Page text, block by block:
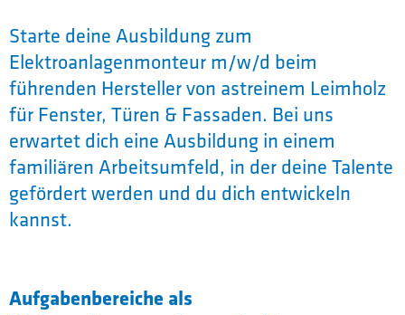
Starte deine Ausbildung zum
Elektroanlagenmonteur m/w/d beim
führenden Hersteller von astreinem Leimholz
für Fenster, Türen & Fassaden. Bei uns
erwartet dich eine Ausbildung in einem
familiären Arbeitsumfeld, in der deine Talente
gefördert werden und du dich entwickeln
kannst.
Aufgabenbereiche als